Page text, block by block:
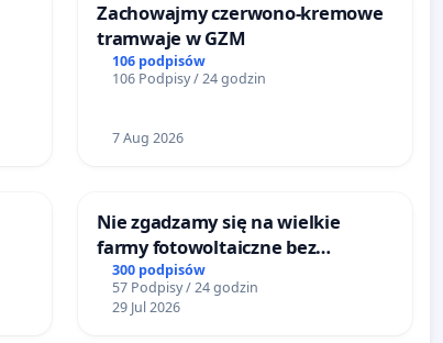
Zachowajmy czerwono-kremowe
tramwaje w GZM
106 podpisów
106 Podpisy / 24 godzin
7 Aug 2026
Nie zgadzamy się na wielkie
farmy fotowoltaiczne bez
rzetelnych analiz i akceptacji
mieszkańców
300 podpisów
57 Podpisy / 24 godzin
29 Jul 2026